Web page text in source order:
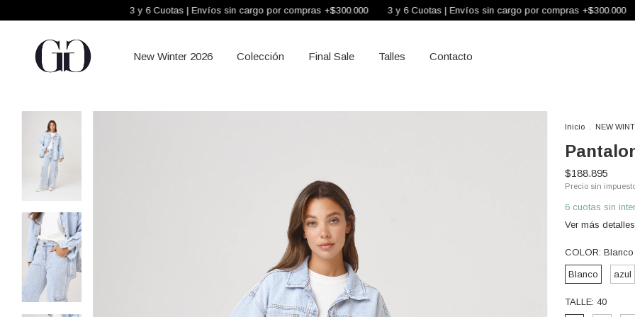
3 y 6 Cuotas | Envíos sin cargo por compras +$300.000 3 y 6 Cuotas | Envíos sin cargo por compras +$300.000 3 y 6
New Winter 2026 Colección Final Sale Talles Contacto
Inicio NEW
$188.895
Precio sin
6 cuotas sin
Ver más detalles
COLOR: Blanco
Blanco azul
TALLE: 40